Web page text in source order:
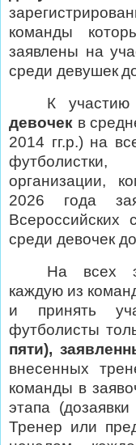
команды
заявлены на
среди девушек
К
участию
девочек в
2014 гг.р.) на
футболистки,
организации,
2026 года
Всероссийских
среди девочек
На всех
каждую из
и принять
футболисты
пяти),
внесенных
команды в
этапа
Тренер или